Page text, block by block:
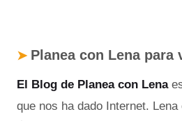
➤ Planea con Lena
El Blog de Planea con Lena
que nos ha dado Internet.